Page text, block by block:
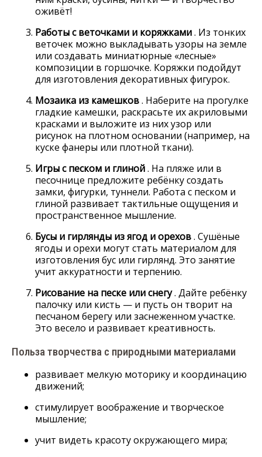
оживёт!
Работы с веточками и коряжками. Из тонких
веточек можно выкладывать узоры на земле
или создавать миниатюрные «лесные»
композиции в горшочке. Коряжки подойдут
для изготовления декоративных фигурок.
Мозаика из камешков. Наберите на прогулке
гладкие камешки, раскрасьте их акриловыми
красками и выложите из них узор или
рисунок на плотном основании (например, на
куске фанеры или плотной ткани).
Игры с песком и глиной. На пляже или в
песочнице предложите ребёнку создать
замки, фигурки, туннели. Работа с песком и
глиной развивает тактильные ощущения и
пространственное мышление.
Бусы и гирлянды из ягод и орехов. Сушёные
ягоды и орехи могут стать материалом для
изготовления бус или гирлянд. Это занятие
учит аккуратности и терпению.
Рисование на песке или снегу. Дайте ребёнку
палочку или кисть — и пусть он творит на
песчаном берегу или заснеженном участке.
Это весело и развивает креативность.
Польза творчества с природными материалами
развивает мелкую моторику и координацию
движений;
стимулирует воображение и творческое
мышление;
учит видеть красоту окружающего мира;